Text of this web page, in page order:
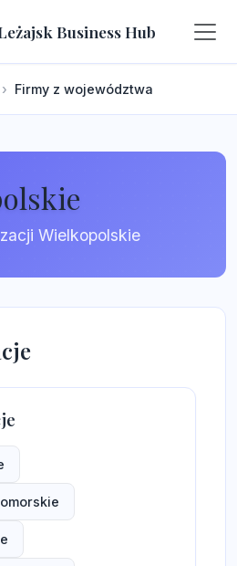
Business Hub
Firmy z województwa
Wielkopolskie